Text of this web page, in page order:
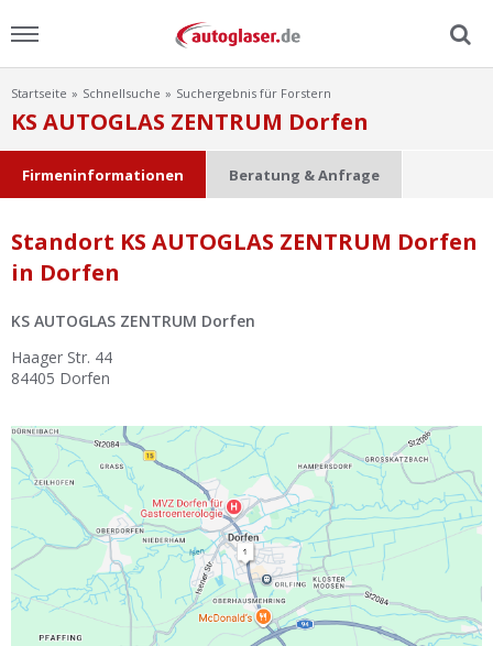
Menu
Home
Ratgeber
Scheibensuche
FAQ
Lexikon
Ist Ihre Werkstatt schon dabei?
Kostenlos eintragen
Werkstatt Login
Startseite Schnellsuche Suchergebnis für Forstern
KS AUTOGLAS ZENTRUM Dorfen
Firmeninformationen Beratung & Anfrage
Standort KS AUTOGLAS ZENTRUM Dorfen
in Dorfen
KS AUTOGLAS ZENTRUM Dorfen
Haager Str. 44
84405 Dorfen